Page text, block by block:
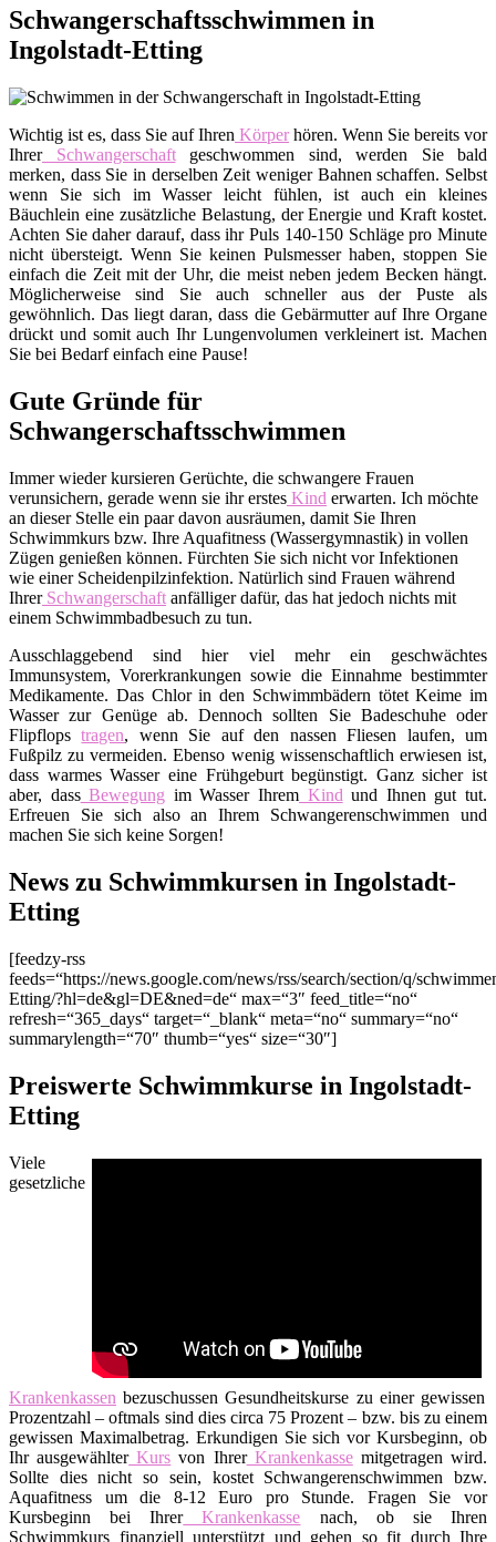
Schwangerschaftsschwimmen in
Ingolstadt-Etting
Wichtig ist es, dass Sie auf Ihren Körperhören. Wenn Sie bereits vor
IhrerSchwangerschaftgeschwommen sind, werden Sie bald
merken, dass Sie in derselben Zeit weniger Bahnen schaffen. Selbst
wenn Sie sich im Wasser leicht fühlen, ist auch ein kleines
Bäuchlein eine zusätzliche Belastung, der Energie und Kraft kostet.
Achten Sie daher darauf, dass ihr Puls 140-150 Schläge pro Minute
nicht übersteigt. Wenn Sie keinen Pulsmesser haben, stoppen Sie
einfach die Zeit mit der Uhr, die meist neben jedem Becken hängt.
Möglicherweise sind Sie auch schneller aus der Puste als
gewöhnlich. Das liegt daran, dass die Gebärmutter auf Ihre Organe
drückt und somit auch Ihr Lungenvolumen verkleinert ist. Machen
Sie bei Bedarf einfach eine Pause!
Gute Gründe für
Schwangerschaftsschwimmen
Immer wieder kursieren Gerüchte, die schwangere Frauen
verunsichern, gerade wenn sie ihr erstes Kind erwarten. Ich möchte
an dieser Stelle ein paar davon ausräumen, damit Sie Ihren
Schwimmkurs bzw. Ihre Aquafitness (Wassergymnastik) in vollen
Zügen genießen können. Fürchten Sie sich nicht vor Infektionen
wie einer Scheidenpilzinfektion. Natürlich sind Frauen während
IhrerSchwangerschaft anfälliger dafür, das hat jedoch nichts mit
einem Schwimmbadbesuch zu tun.
Ausschlaggebend sind hier viel mehr ein geschwächtes
Immunsystem, Vorerkrankungen sowie die Einnahme bestimmter
Medikamente. Das Chlor in den Schwimmbädern tötet Keime im
Wasser zur Genüge ab. Dennoch sollten Sie Badeschuhe oder
Flipflopstragen, wenn Sie auf den nassen Fliesen laufen, um
Fußpilz zu vermeiden. Ebenso wenig wissenschaftlich erwiesen ist,
dass warmes Wasser eine Frühgeburt begünstigt. Ganz sicher ist
aber, dassBewegung im Wasser Ihrem Kind und Ihnen gut tut.
Erfreuen Sie sich also an Ihrem Schwangerenschwimmen und
machen Sie sich keine Sorgen!
News zu Schwimmkursen in Ingolstadt-
Etting
[feedzy-rss
feeds=“https://news.google.com/news/rss/search/section/q/
Etting/?hl=de&gl=DE&ned=de“ max=“3″ feed_title=“no“
refresh=“365_days“ target=“_blank“ meta=“no“ summary=“no“
summarylength=“70″ thumb=“yes“ size=“30″]
Preiswerte Schwimmkurse in Ingolstadt-
Etting
Viele
gesetzliche
Krankenkassen bezuschussen Gesundheitskurse zu einer gewissen
Prozentzahl – oftmals sind dies circa 75 Prozent – bzw. bis zu einem
gewissen Maximalbetrag. Erkundigen Sie sich vor Kursbeginn, ob
Ihr ausgewählterKurs von IhrerKrankenkassemitgetragen wird.
Sollte dies nicht so sein, kostet Schwangerenschwimmen bzw.
Aquafitness um die 8-12 Euro pro Stunde. Fragen Sie vor
Kursbeginn bei IhrerKrankenkasse nach, ob sie Ihren
Schwimmkurs finanziell unterstützt und gehen so fit durch Ihre